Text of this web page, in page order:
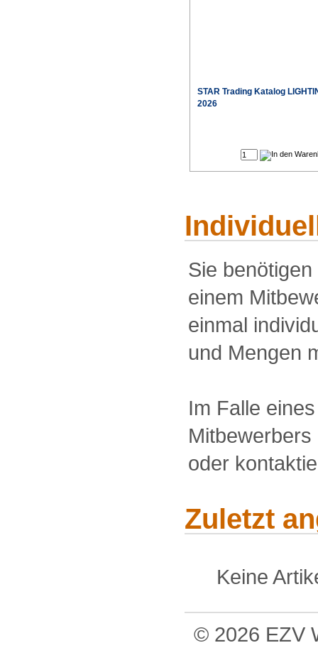
STAR Trading Katalog
2026
Sie
einem
einmal
und Mengen
Im Falle
oder
Zuletzt
Keine
© 2026 EZV